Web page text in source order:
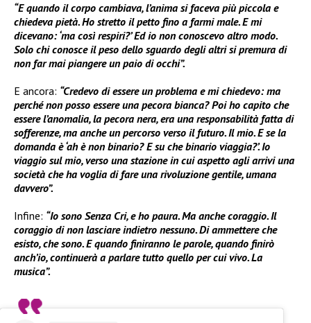
“E quando il corpo cambiava, l’anima si faceva più piccola e
chiedeva pietà. Ho stretto il petto fino a farmi male. E mi
dicevano: ‘ma così respiri?’ Ed io non conoscevo altro modo.
Solo chi conosce il peso dello sguardo degli altri si premura di
non far mai piangere un paio di occhi”.
E ancora: “Credevo di essere un problema e mi chiedevo: ma
perché non posso essere una pecora bianca? Poi ho capito che
essere l’anomalia, la pecora nera, era una responsabilità fatta di
sofferenze, ma anche un percorso verso il futuro. Il mio. E se la
domanda è ‘ah è non binario? E su che binario viaggia?’. Io
viaggio sul mio, verso una stazione in cui aspetto agli arrivi una
società che ha voglia di fare una rivoluzione gentile, umana
davvero”.
Infine: “Io sono Senza Cri, e ho paura. Ma anche coraggio. Il
coraggio di non lasciare indietro nessuno. Di ammettere che
esisto, che sono. E quando finiranno le parole, quando finirò
anch’io, continuerà a parlare tutto quello per cui vivo. La
musica”.